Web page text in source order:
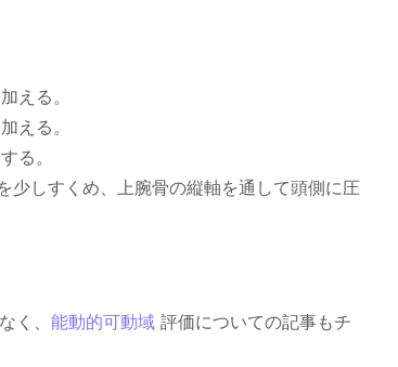
える。
える。
る。
少しすくめ、上腕骨の縦軸を通して頭側に圧
く、 能動的可動域 評価についての記事もチ